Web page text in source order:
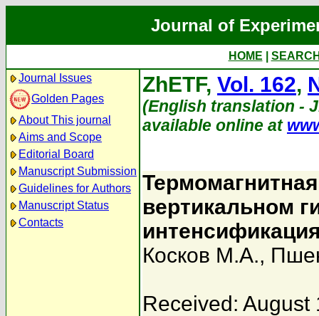
Journal of
HOME
Journal Issues
Golden Pages
About This journal
Aims and Scope
Editorial Board
Manuscript Submission
Guidelines for Authors
Manuscript Status
Contacts
ZhETF, Vol. 162,
(English translation -
available online at
вертикальном
Косков М.А.,
Received: August